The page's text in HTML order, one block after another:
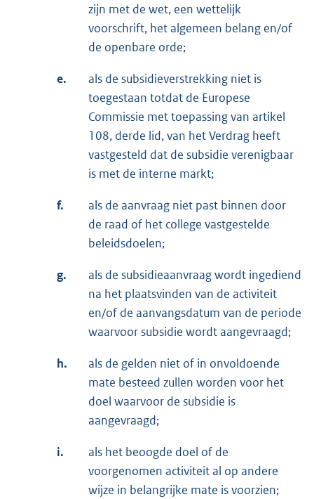
zijn met de wet, een wettelijk
voorschrift, het algemeen belang en/of
de openbare orde;
e.
als de subsidieverstrekking niet is
toegestaan totdat de Europese
Commissie met toepassing van artikel
108, derde lid, van het Verdrag heeft
vastgesteld dat de subsidie verenigbaar
is met de interne markt;
f.
als de aanvraag niet past binnen door
de raad of het college vastgestelde
beleidsdoelen;
g.
als de subsidieaanvraag wordt ingediend
na het plaatsvinden van de activiteit
en/of de aanvangsdatum van de periode
waarvoor subsidie wordt aangevraagd;
h.
als de gelden niet of in onvoldoende
mate besteed zullen worden voor het
doel waarvoor de subsidie is
aangevraagd;
i.
als het beoogde doel of de
voorgenomen activiteit al op andere
wijze in belangrijke mate is voorzien;